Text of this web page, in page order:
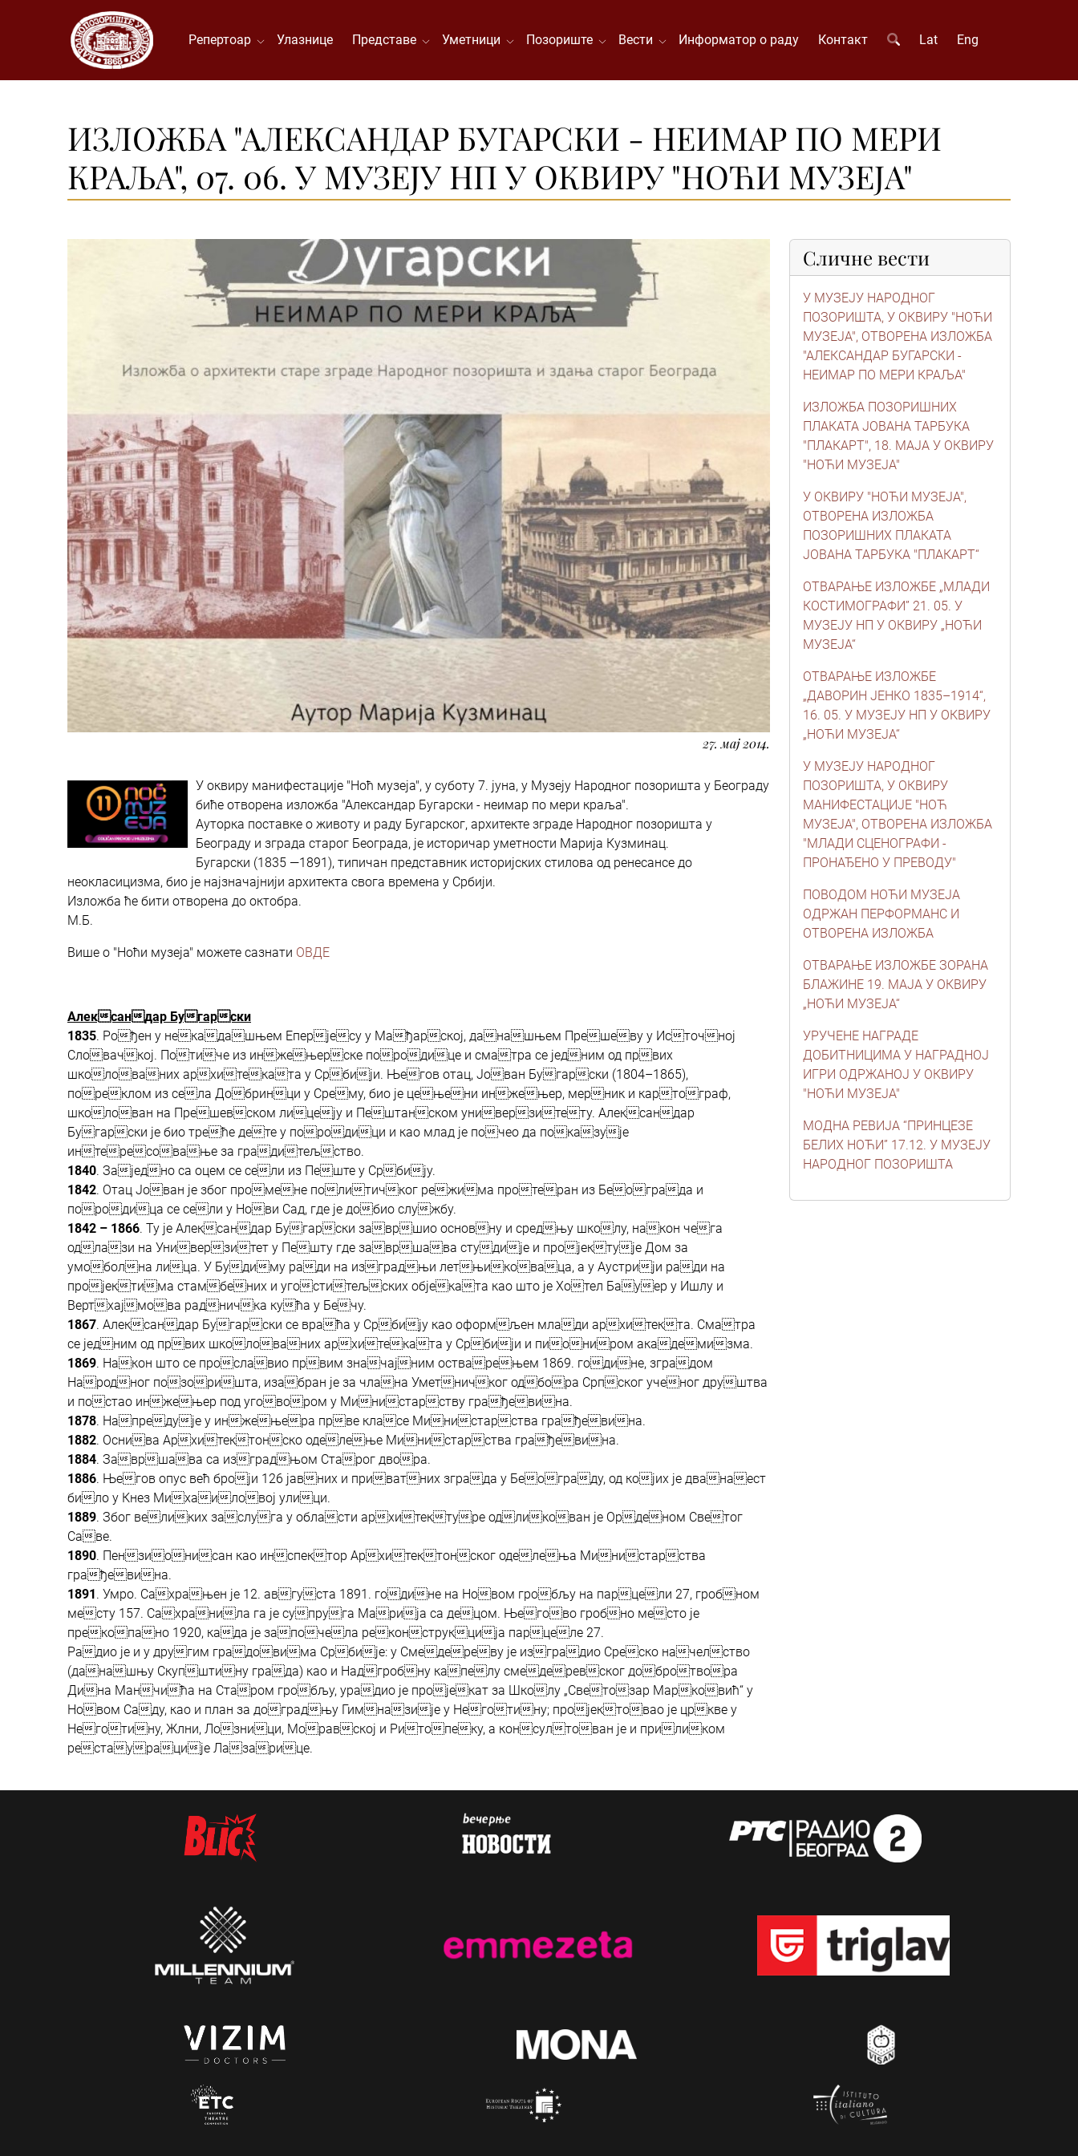
Репертоар Улазнице Представе Уметници Позориште Вести Информатор о раду Контакт Lat Eng
ИЗЛОЖБА "АЛЕКСАНДАР БУГАРСКИ - НЕИМАР ПО МЕРИ
КРАЉА", 07. 06. У МУЗЕЈУ НП У ОКВИРУ "НОЋИ МУЗЕЈА"
27. мај 2014.
У оквиру манифестације "Ноћ музеја", у суботу 7. јуна, у Музеју Народног позоришта у Београду
биће отворена изложба "Александар Бугарски - неимар по мери краља".
Ауторка поставке o животу и раду Бугарског, архитекте зграде Народног позоришта у
Београду и зграда старог Београда, је историчар уметности Марија Кузминац.
Бугарски (1835 —1891), типичан представник историјских стилова од ренесансе до
неокласицизма, био је најзначајнији архитекта свога времена у Србији.
Изложба ће бити отворена до октобра.
М.Б.
Више о "Ноћи музеја" можете сазнати ОВДЕ
Александар Бугарски
1835. Рођен у некадашњем Еперјесу у Мађарској, данашњем Прешеву у Источној
Словачкој. Потиче из инжењерске породице и сматра се једним од првих
школованих архитеката у Србији. Његов отац, Јован Бугарски (1804–1865),
пореклом из села Добринци у Срему, био је цењени инжењер, мерник и картограф,
школован на Прешевском лицеју и Пештанском универзитету. Александар
Бугарски је био треће дете у породици и као млад је почео да показује
интересовање за градитељство.
1840. Заједно са оцем се сели из Пеште у Србију.
1842. Отац Јован је због промене политичког режима протеран из Београда и
породица се сели у Нови Сад, где је добио службу.
1842 – 1866. Ту је Александар Бугарски завршио основну и средњу школу, након чега
одлази на Универзитет у Пешту где завршава студије и пројектује Дом за
умоболна лица. У Будиму ради на изградњи летњиковаца, а у Аустрији ради на
пројектима стамбених и угоститељских објеката као што је Хотел Бауер у Ишлу и
Вертхајмова радничка кућа у Бечу.
1867. Александар Бугарски се враћа у Србију као оформљен млади архитекта. Сматра
се једним од првих школованих архитеката у Србији и пиониром академизма.
1869. Након што се прославио првим значајним остварењем 1869. године, зградом
Народног позоришта, изабран је за члана Уметничког одбора Српског ученог друштва
и постао инжењер под уговором у Министарству грађевина.
1878. Напредује у инжењера прве класе Министарства грађевина.
1882. Оснива Архитектонско оделење Министарства грађевина.
1884. Завршава са изградњом Старог двора.
1886. Његов опус већ броји 126 јавних и приватних зграда у Београду, од којих је дванаест
било у Кнез Михаиловој улици.
1889. Због великих заслуга у области архитектуре одликован је Орденом Светог
Саве.
1890. Пензионисан као инспектор Архитектонског оделења Министарства
грађевина.
1891. Умро. Сахрањен је 12. августа 1891. године на Новом гробљу на парцели 27, гробном
месту 157. Сахранила га је супруга Марија са децом. Његово гробно место је
прекопано 1920, када је започела реконструкција парцеле 27.
Радио је и у другим градовима Србије: у Смедереву је изградио Среско начелство
(данашњу Скупштину града) као и Надгробну капелу смедеревског добротвора
Дина Манчића на Старом гробљу, урадио је пројекат за Школу „Светозар Марковић“ у
Новом Саду, као и план за доградњу Гимназије у Неготину; пројектовао је цркве у
Неготину, Жлни, Лозници, Моравској и Ритопеку, а консултован је и приликом
рестаурације Лазарице.
Сличне вести
У МУЗЕЈУ НАРОДНОГ
ПОЗОРИШТА, У ОКВИРУ "НОЋИ
МУЗЕЈА", ОТВОРЕНА ИЗЛОЖБА
"АЛЕКСАНДАР БУГАРСКИ -
НЕИМАР ПО МЕРИ КРАЉА"
ИЗЛОЖБА ПОЗОРИШНИХ
ПЛАКАТА ЈОВАНА ТАРБУКА
"ПЛАКАРТ", 18. МАЈА У ОКВИРУ
"НОЋИ МУЗЕЈА"
У ОКВИРУ "НОЋИ МУЗЕЈА",
OТВОРЕНА ИЗЛОЖБА
ПОЗОРИШНИХ ПЛАКАТА
ЈОВАНА ТАРБУКА "ПЛАКАРТ“
ОТВАРАЊЕ ИЗЛОЖБЕ „МЛАДИ
КОСТИМОГРАФИ” 21. 05. У
МУЗЕЈУ НП У ОКВИРУ „НОЋИ
МУЗЕЈА“
ОТВАРАЊЕ ИЗЛОЖБЕ
„ДАВОРИН ЈЕНКО 1835–1914“,
16. 05. У МУЗЕЈУ НП У ОКВИРУ
„НОЋИ МУЗЕЈА“
У МУЗЕЈУ НАРОДНОГ
ПОЗОРИШТА, У ОКВИРУ
МАНИФЕСТАЦИЈЕ "НОЋ
МУЗЕЈА", ОТВОРЕНА ИЗЛОЖБА
"МЛАДИ СЦЕНОГРАФИ -
ПРОНАЂЕНО У ПРЕВОДУ"
ПОВОДОМ НОЋИ МУЗЕЈА
ОДРЖАН ПЕРФОРМАНС И
ОТВОРЕНА ИЗЛОЖБА
ОТВАРАЊЕ ИЗЛОЖБЕ ЗОРАНА
БЛАЖИНЕ 19. МАЈА У ОКВИРУ
„НОЋИ МУЗЕЈА“
УРУЧЕНЕ НАГРАДЕ
ДОБИТНИЦИМА У НАГРАДНОЈ
ИГРИ ОДРЖАНОЈ У ОКВИРУ
"НОЋИ МУЗЕЈА"
МОДНА РЕВИЈА “ПРИНЦЕЗЕ
БЕЛИХ НОЋИ” 17.12. У МУЗЕЈУ
НАРОДНОГ ПОЗОРИШТА